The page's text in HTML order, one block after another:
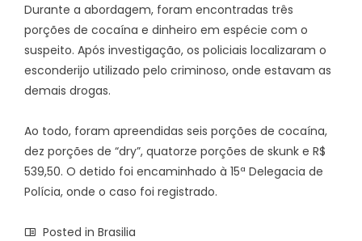
Durante a abordagem, foram encontradas três
porções de cocaína e dinheiro em espécie com o
suspeito. Após investigação, os policiais localizaram o
esconderijo utilizado pelo criminoso, onde estavam as
demais drogas.
Ao todo, foram apreendidas seis porções de cocaína,
dez porções de “dry”, quatorze porções de skunk e R$
539,50. O detido foi encaminhado à 15ª Delegacia de
Polícia, onde o caso foi registrado.
Posted in Brasilia